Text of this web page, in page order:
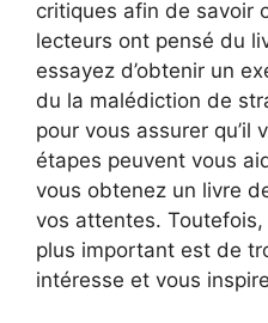
critiques afin de savoir
lecteurs ont pensé du
essayez d’obtenir un
du la malédiction de
pour vous assurer qu’il
étapes peuvent vous
vous obtenez un livre
vos attentes.
plus important est de
intéresse et vous inspire